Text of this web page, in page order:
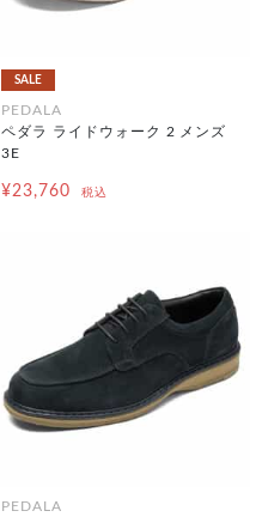
SALE
PEDALA
ペダラ ライドウォーク 2 メンズ
3E
¥23,760 税込
PEDALA